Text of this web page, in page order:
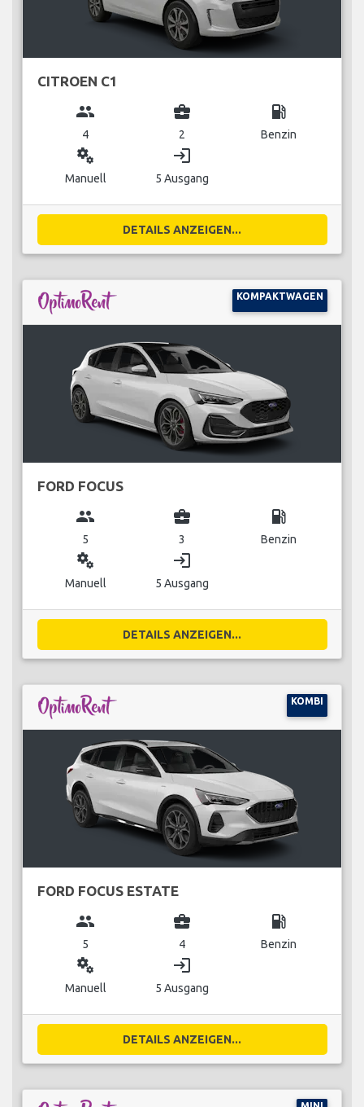
CITROEN C1
group
4
business_center
2
local_gas_station
Benzin
miscellaneous_services
Manuell
login
5 Ausgang
DETAILS ANZEIGEN...
KOMPAKTWAGEN
FORD FOCUS
group
5
business_center
3
local_gas_station
Benzin
miscellaneous_services
Manuell
login
5 Ausgang
DETAILS ANZEIGEN...
KOMBI
FORD FOCUS ESTATE
group
5
business_center
4
local_gas_station
Benzin
miscellaneous_services
Manuell
login
5 Ausgang
DETAILS ANZEIGEN...